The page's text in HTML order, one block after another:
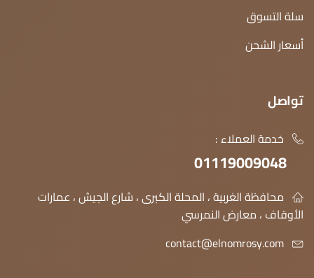
سلة التسوق
أسعار الشحن
تواصل
خدمة العملاء :
01119009048
محافظة الغربية ، المحلة الكبرى ، شارع الجيش ، عمارات
الأوقاف ، معارض النمرسي
contact@elnomrosy.com